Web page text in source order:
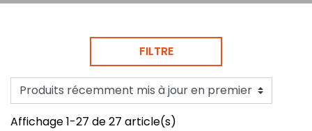
FILTRE
Affichage 1-27 de 27 article(s)